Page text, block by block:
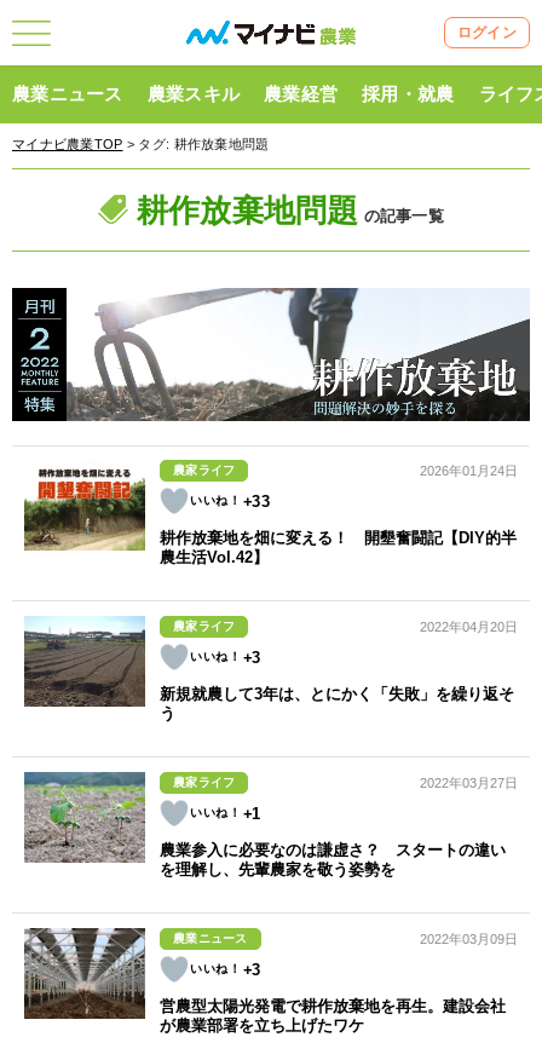
ログイン
農業ニュース 農業スキル 農業経営 採用・就農 ライフ
マイナビ農業TOP > タグ: 耕作放棄地問題
耕作放棄地問題 の記事一覧
農家ライフ
+33
2026年01月24日
耕作放棄地を畑に変える！ 開墾奮闘記【DIY的半
農生活Vol.42】
農家ライフ
+3
2022年04月20日
新規就農して3年は、とにかく「失敗」を繰り返そ
う
農家ライフ
+1
2022年03月27日
農業参入に必要なのは謙虚さ？ スタートの違い
を理解し、先輩農家を敬う姿勢を
農業ニュース
+3
2022年03月09日
営農型太陽光発電で耕作放棄地を再生。建設会社
が農業部署を立ち上げたワケ